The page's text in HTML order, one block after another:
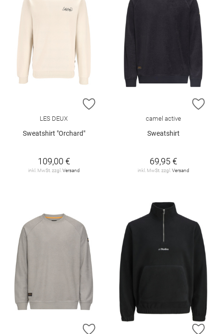
ZUR WUNSCHLISTE HINZUFÜGEN
LES DEUX
Sweatshirt "Orchard"
109,00 €
inkl. MwSt. zzgl. Versand
camel active
Sweatshirt
69,95 €
inkl. MwSt. zzgl. Versand
ZUR WUNSCHLISTE HINZUFÜGEN